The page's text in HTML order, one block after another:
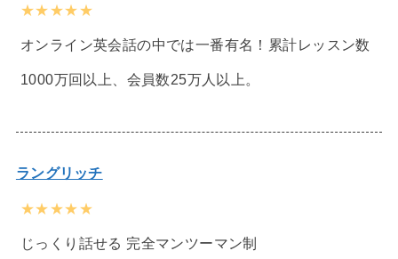
★★★★★
オンライン英会話の中では一番有名！累計レッスン数
1000万回以上、会員数25万人以上。
ラングリッチ
★★★★★
じっくり話せる 完全マンツーマン制